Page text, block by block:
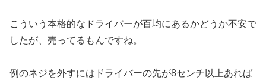
こういう本格的なドライバーが百均にあるかどうか不安で
したが、売ってるもんですね。
例のネジを外すにはドライバーの先が8センチ以上あれば